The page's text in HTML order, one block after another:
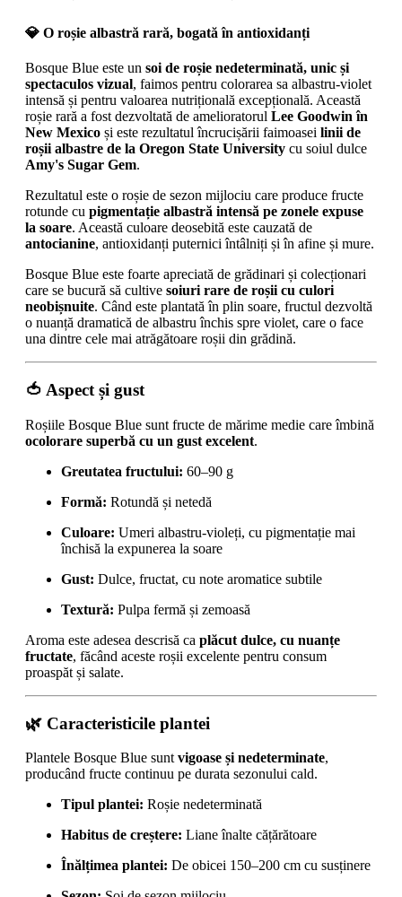
💎 O roșie albastră rară, bogată în antioxidanți
Bosque Blue este un soi de roșie nedeterminată, unic și
spectaculos vizual, faimos pentru colorarea sa albastru-violet
intensă și pentru valoarea nutrițională excepțională. Această
roșie rară a fost dezvoltată de amelioratorul Lee Goodwin în
New Mexico și este rezultatul încrucișării faimoasei linii de
roșii albastre de la Oregon State University cu soiul dulce
Amy's Sugar Gem.
Rezultatul este o roșie de sezon mijlociu care produce fructe
rotunde cu pigmentație albastră intensă pe zonele expuse
la soare. Această culoare deosebită este cauzată de
antocianine, antioxidanți puternici întâlniți și în afine și mure.
Bosque Blue este foarte apreciată de grădinari și colecționari
care se bucură să cultive soiuri rare de roșii cu culori
neobișnuite. Când este plantată în plin soare, fructul dezvoltă
o nuanță dramatică de albastru închis spre violet, care o face
una dintre cele mai atrăgătoare roșii din grădină.
🍅 Aspect și gust
Roșiile Bosque Blue sunt fructe de mărime medie care îmbină
ocolorare superbă cu un gust excelent.
Greutatea fructului: 60–90 g
Formă: Rotundă și netedă
Culoare: Umeri albastru-violeți, cu pigmentație mai
închisă la expunerea la soare
Gust: Dulce, fructat, cu note aromatice subtile
Textură: Pulpa fermă și zemoasă
Aroma este adesea descrisă ca plăcut dulce, cu nuanțe
fructate, făcând aceste roșii excelente pentru consum
proaspăt și salate.
🌿 Caracteristicile plantei
Plantele Bosque Blue sunt vigoase și nedeterminate,
producând fructe continuu pe durata sezonului cald.
Tipul plantei: Roșie nedeterminată
Habitus de creștere: Liane înalte cățărătoare
Înălțimea plantei: De obicei 150–200 cm cu susținere